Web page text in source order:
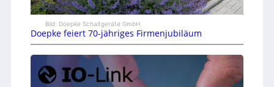
Bild: Doepke Schaltgeräte GmbH
Doepke feiert 70-jähriges Firmenjubiläum